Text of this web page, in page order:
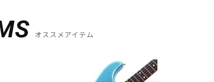
オススメアイテム